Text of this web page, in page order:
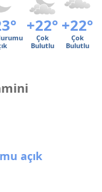
+22° +22°
Çok
Bulutlu
Çok
Bulutlu
açık